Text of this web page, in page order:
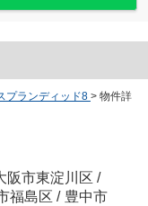
プランディッド8 > 物件詳
阪市東淀川区 /
福島区 / 豊中市